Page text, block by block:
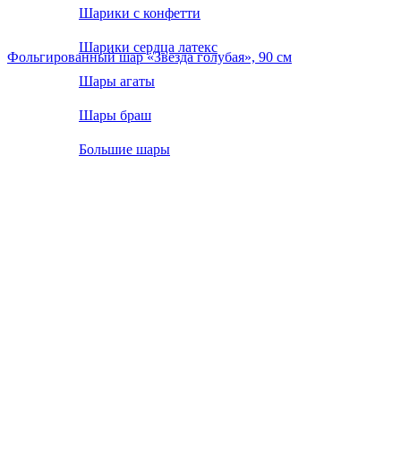
Шарики с конфетти
Шарики сердца латекс
Шары агаты
Шары браш
Большие шары
Фольгированный шар «Звезда голубая», 90 см